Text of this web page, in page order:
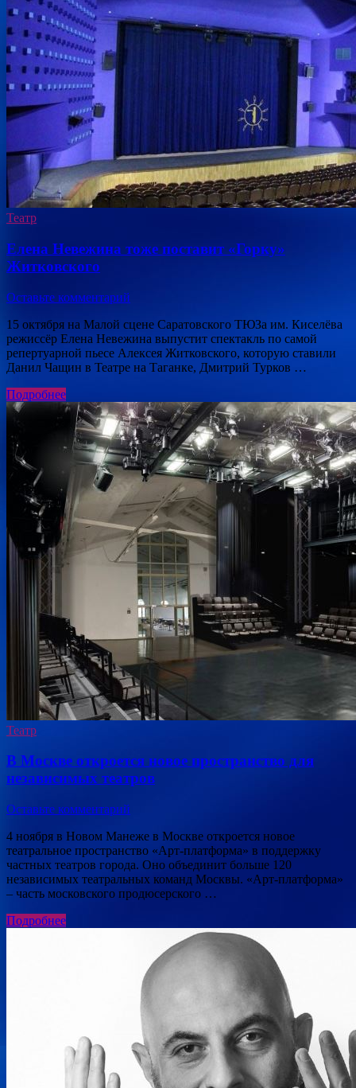
Театр
Елена Невежина тоже поставит «Горку»
Житковского
Оставьте комментарий
15 октября на Малой сцене Саратовского ТЮЗа им. Киселёва
режиссёр Елена Невежина выпустит спектакль по самой
репертуарной пьесе Алексея Житковского, которую ставили
Данил Чащин в Театре на Таганке, Дмитрий Турков …
Подробнее
Театр
В Москве откроется новое пространство для
независимых театров
Оставьте комментарий
4 ноября в Новом Манеже в Москве откроется новое
театральное пространство «Арт-платформа» в поддержку
частных театров города. Оно объединит больше 120
независимых театральных команд Москвы. «Арт-платформа»
– часть московского продюсерского …
Подробнее